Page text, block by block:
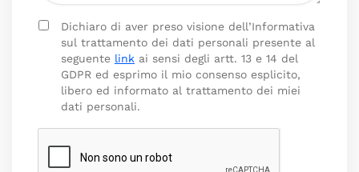
Dichiaro di aver preso visione dell’Informativa
sul trattamento dei dati personali presente al
seguente link ai sensi degli artt. 13 e 14 del
GDPR ed esprimo il mio consenso esplicito,
libero ed informato al trattamento dei miei
dati personali.